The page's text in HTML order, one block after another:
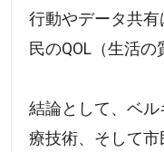
行動やデータ共
民のQOL（生活の
結論として、ベ
療技術、そして